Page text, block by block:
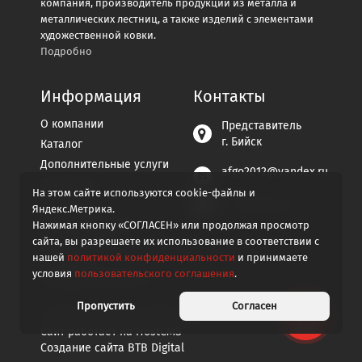
компания, производитель продукции из металла и
металлических лестниц, а также изделий с элементами
художественной ковки.
Подробно
Информация
О компании
Каталог
Дополнительные услуги
Контакты
Пользовательское
соглашение
Политика
конфиденциальности
Контакты
Представитель
г. Бийск
afgo2012@yandex.ru
© 2008-2026
Железный мастер
Сайт работает на HostCMS
Создание сайта BTB Digital
На этом сайте используются cookie-файлы и
Яндекс.Метрика.
Нажимая кнопку «СОГЛАСЕН» или продолжая просмотр
сайта, вы разрешаете их использование в соответствии с
нашей политикой конфиденциальности и принимаете
условия пользовательского соглашения.
Пропустить Согласен